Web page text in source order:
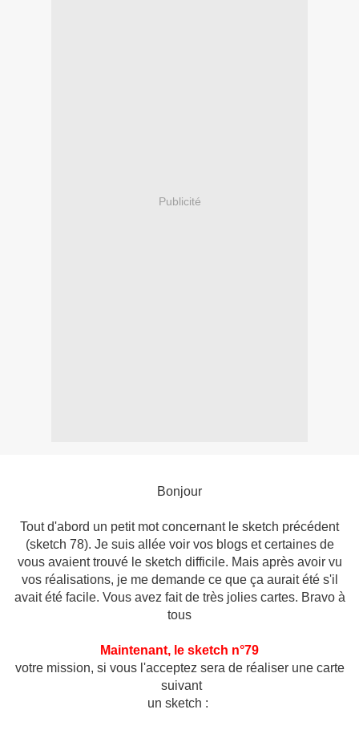
Publicité
Bonjour
Tout d'abord un petit mot concernant le sketch précédent
(sketch 78). Je suis allée voir vos blogs et certaines de
vous avaient trouvé le sketch difficile. Mais après avoir vu
vos réalisations, je me demande ce que ça aurait été s'il
avait été facile. Vous avez fait de très jolies cartes. Bravo à
tous
Maintenant, le sketch n°79
votre mission, si vous l'acceptez sera de réaliser une carte
suivant
un sketch :